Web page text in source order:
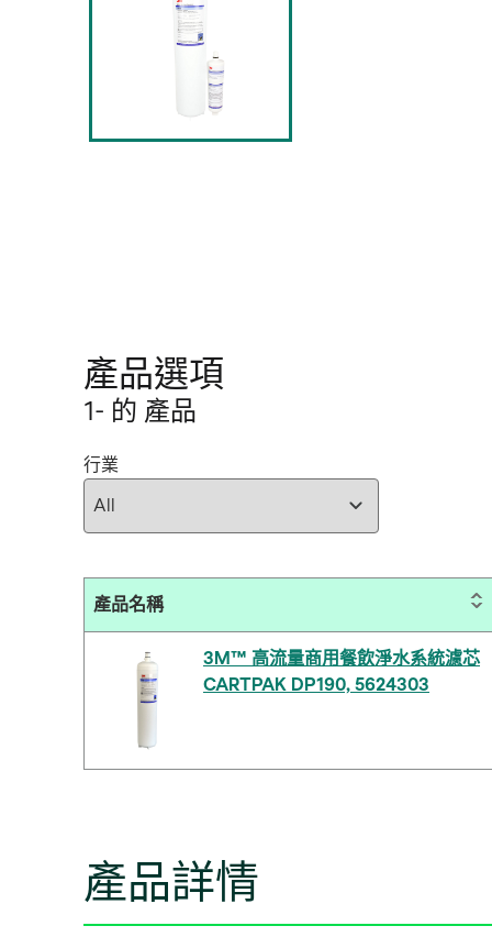
產品選項
1- 的 產品
行業
產品名稱
3M™ 高流量商用餐飲淨水系統濾芯
CARTPAK DP190, 5624303
產品詳情